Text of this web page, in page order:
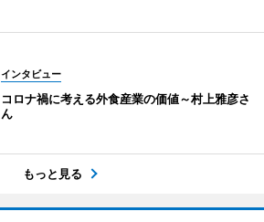
インタビュー
コロナ禍に考える外食産業の価値～村上雅彦さ
ん
もっと見る